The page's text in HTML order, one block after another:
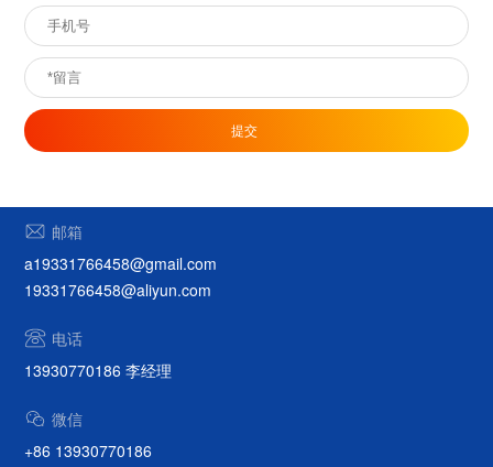
提交
邮箱
a19331766458@gmail.com
19331766458@aliyun.com
电话
13930770186 李经理
微信
+86 13930770186